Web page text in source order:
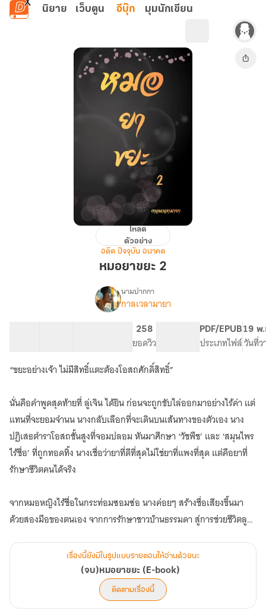
ข้ามไปยังเนื้อหาหลัก
นิยาย เว็บตูน อีบุ๊ก มุมนักเขียน
โหลด
ตัวอย่าง
อดีต ปัจจุบัน อนาคต
หมอยาขยะ 2
เรื่อง(จบ)หมอ
ขยะ
(E-
นามปากกา
กาลเวลามายา
258
ยอดวิว
PDF/EPUB
ประเภทไฟล์
19 พ
วันที่ว
“ขยะอย่างเจ้า ไม่มีสิทธิ์แตะต้องโอสถศักดิ์สิทธิ์”
นั่นคือคำพูดสุดท้ายที่ ลู่เจิน ได้ยิน ก่อนจะถูกขับไล่ออกมาอย่างไร้ค่า แต่
แทนที่จะยอมจำนน นางกลับเลือกที่จะเดินบนเส้นทางของตัวเอง นาง
ปฏิเสธตำราโอสถชั้นสูงที่จอมปลอม หันมาศึกษา ‘วัชพืช’ และ ‘สมุนไพร
ไร้ชื่อ’ ที่ถูกทอดทิ้ง นางเชื่อว่ายาที่ดีที่สุดไม่ใช่ยาที่แพงที่สุด แต่คือยาที่
รักษาชีวิตคนได้จริง
จากหมอหญิงไร้ชื่อในกระท่อมซอมซ่อ นางค่อยๆ สร้างชื่อเสียงขึ้นมา
ด้วยสองมือของตนเอง จากการรักษาชาวบ้านธรรมดา สู่การช่วยชีวิตลูก
ยียน หมอเทวดาผู้เย็นชา ชายผู้เป็นส่วนหนึ่งในอดีตอันเจ็บปวดของนาง
เมื่อโชคชะตานำพาทั้งคู่กลับมาพบกันอีกครั้งในสนามประลองโอสถ
ราชันย์ มันไม่ใช่แค่การแข่งขันเพื่อชิงความเป็นหนึ่ง... แต่มันคือการต่อสู้
เรื่องนี้ยังมีในรูปแบบรายตอนให้อ่านด้วยนะ
(จบ)หมอยาขยะ (E-book)
ติดตามเรื่องนี้